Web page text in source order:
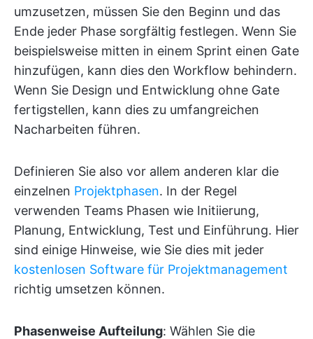
umzusetzen, müssen Sie den Beginn und das
Ende jeder Phase sorgfältig festlegen. Wenn Sie
beispielsweise mitten in einem Sprint einen Gate
hinzufügen, kann dies den Workflow behindern.
Wenn Sie Design und Entwicklung ohne Gate
fertigstellen, kann dies zu umfangreichen
Nacharbeiten führen.
Definieren Sie also vor allem anderen klar die
einzelnen Projektphasen. In der Regel
verwenden Teams Phasen wie Initiierung,
Planung, Entwicklung, Test und Einführung. Hier
sind einige Hinweise, wie Sie dies mit jeder
kostenlosen Software für Projektmanagement
richtig umsetzen können.
Phasenweise Aufteilung: Wählen Sie die